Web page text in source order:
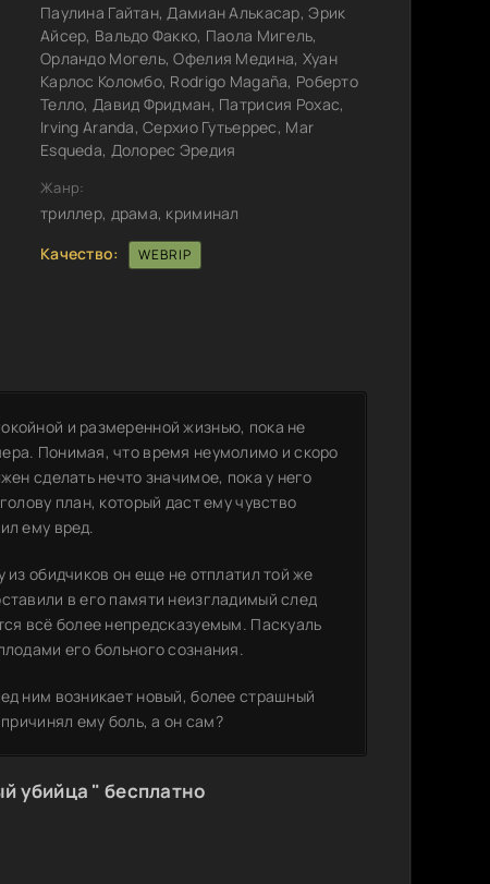
Паулина Гайтан, Дамиан Алькасар, Эрик
Айсер, Вальдо Факко, Паола Мигель,
Орландо Могель, Офелия Медина, Хуан
Карлос Коломбо, Rodrigo Magaña, Роберто
Телло, Давид Фридман, Патрисия Рохас,
Irving Aranda, Серхио Гутьеррес, Mar
Esqueda, Долорес Эредия
Жанр:
триллер, драма, криминал
Качество:
WEBRIP
и размеренной жизнью, пока не
Понимая, что время неумолимо и скоро
сделать нечто значимое, пока у него
план, который даст ему чувство
ему вред.
обидчиков он еще не отплатил той же
в его памяти неизгладимый след
всё более непредсказуемым. Паскуаль
его больного сознания.
ним возникает новый, более страшный
ему боль, а он сам?
убийца " бесплатно